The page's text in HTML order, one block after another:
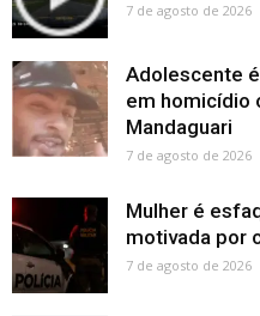
7 de agosto de 2026
Adolescente
em homicídio
Mandaguari
7 de agosto de 2026
Mulher é
motivada por
7 de agosto de 2026